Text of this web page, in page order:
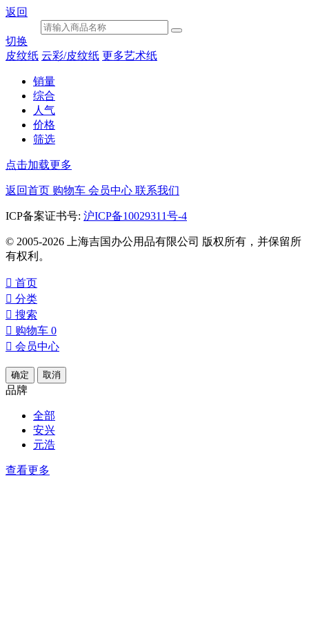
返回
切换
皮纹纸 云彩/皮纹纸 更多艺术纸
销量
综合
人气
价格
筛选
点击加载更多
返回首页 购物车 会员中心 联系我们
ICP备案证书号: 沪ICP备10029311号-4
© 2005-2026 上海吉国办公用品有限公司 版权所有，并保留所
有权利。
 首页
 分类
 搜索
 购物车 0
 会员中心
确定 取消
品牌
全部
安兴
元浩
查看更多